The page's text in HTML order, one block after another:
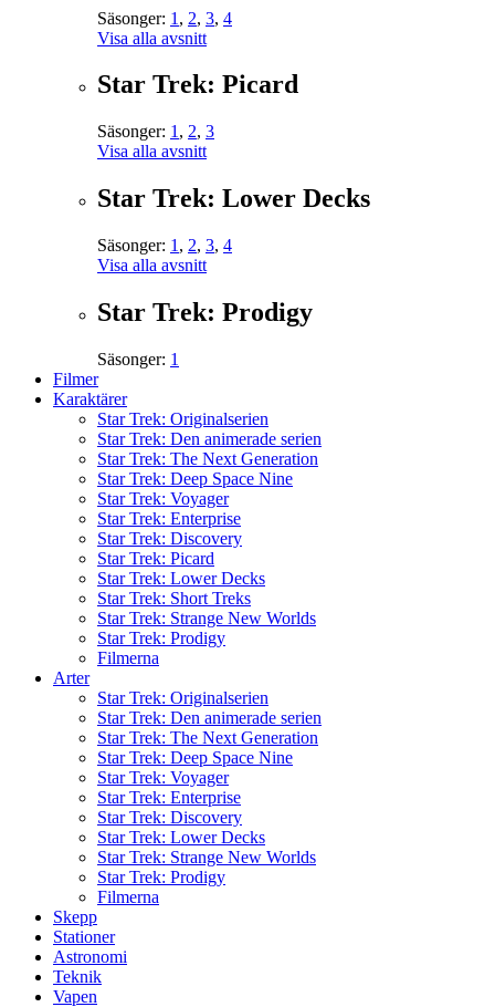
Säsonger: 1 , 2, 3, 4
Visa alla avsnitt
Star Trek: Picard
Säsonger: 1 , 2, 3
Visa alla avsnitt
Star Trek: Lower Decks
Säsonger: 1 , 2, 3, 4
Visa alla avsnitt
Star Trek: Prodigy
Säsonger: 1
Filmer
Karaktärer
Star Trek: Originalserien
Star Trek: Den animerade serien
Star Trek: The Next Generation
Star Trek: Deep Space Nine
Star Trek: Voyager
Star Trek: Enterprise
Star Trek: Discovery
Star Trek: Picard
Star Trek: Lower Decks
Star Trek: Short Treks
Star Trek: Strange New Worlds
Star Trek: Prodigy
Filmerna
Arter
Star Trek: Originalserien
Star Trek: Den animerade serien
Star Trek: The Next Generation
Star Trek: Deep Space Nine
Star Trek: Voyager
Star Trek: Enterprise
Star Trek: Discovery
Star Trek: Lower Decks
Star Trek: Strange New Worlds
Star Trek: Prodigy
Filmerna
Skepp
Stationer
Astronomi
Teknik
Vapen